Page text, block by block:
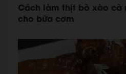
Cách làm thịt bò xào cà
cho bữa cơm